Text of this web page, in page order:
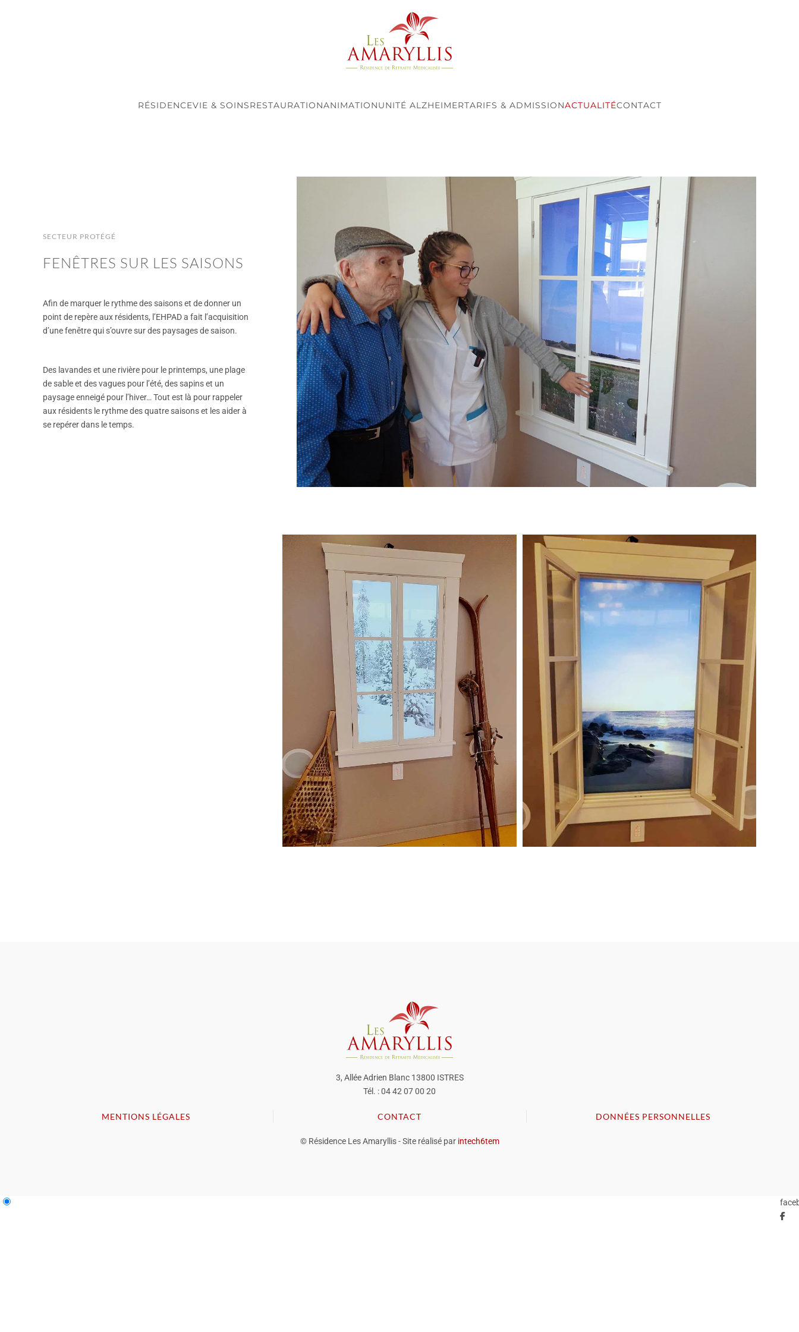
RÉSIDENCEVIE & SOINSRESTAURATIONANIMATIONUNITÉ ALZHEIMERTARIFS & ADMISSIONACTUALITÉCONTACT
SECTEUR PROTÉGÉ
FENÊTRES SUR LES SAISONS
Afin de marquer le rythme des saisons et de donner un
point de repère aux résidents, l’EHPAD a fait l’acquisition
d’une fenêtre qui s’ouvre sur des paysages de saison.
Des lavandes et une rivière pour le printemps, une plage
de sable et des vagues pour l’été, des sapins et un
paysage enneigé pour l’hiver… Tout est là pour rappeler
aux résidents le rythme des quatre saisons et les aider à
se repérer dans le temps.
3, Allée Adrien Blanc 13800 ISTRES
Tél. : 04 42 07 00 20
MENTIONS LÉGALES CONTACT DONNÉES PERSONNELLES
© Résidence Les Amaryllis - Site réalisé par intech6tem